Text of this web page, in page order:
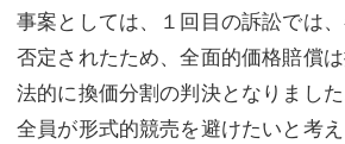
事案としては、１回目の訴訟では
否定されたため、全面的価格賠償
法的に換価分割の判決となりまし
全員が形式的競売を避けたいと考